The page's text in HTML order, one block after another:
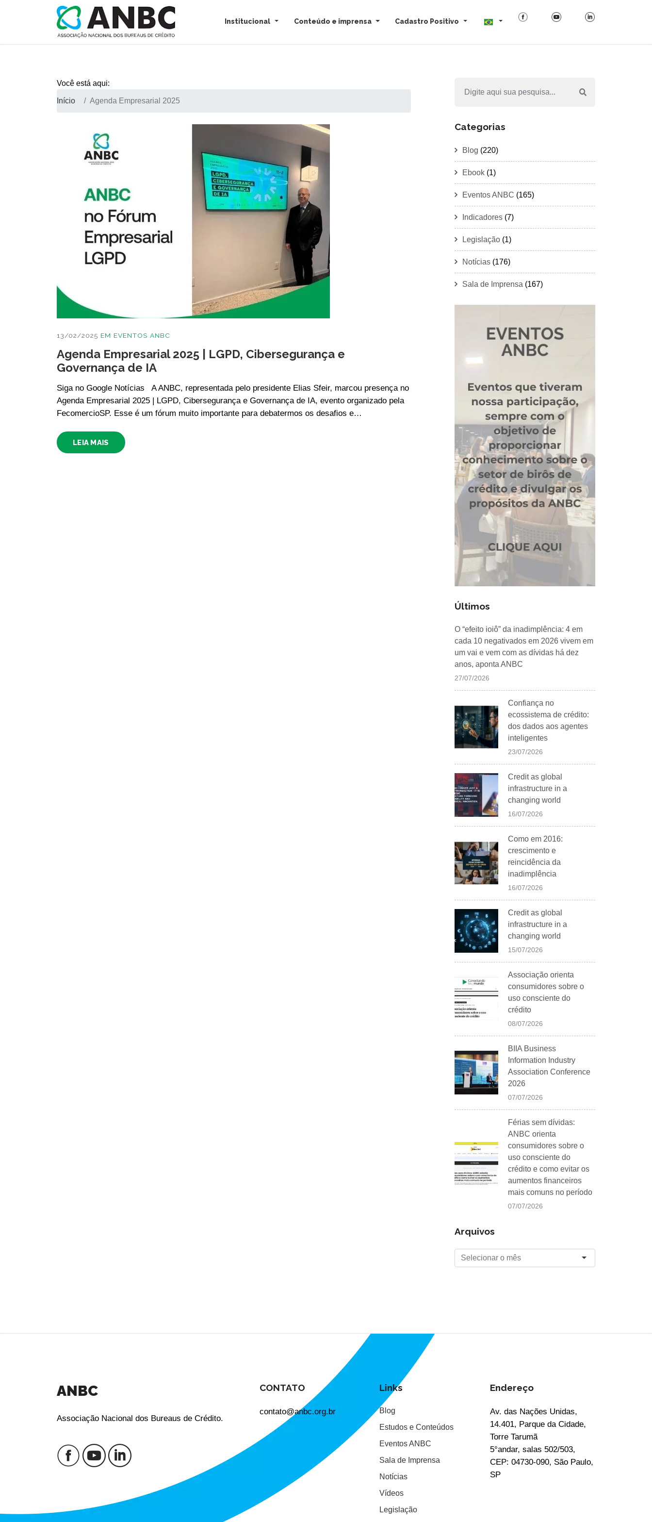
Institucional Conteúdo e imprensa Cadastro Positivo
Você está aqui:
Início Agenda Empresarial 2025
13/02/2025 EM EVENTOS ANBC
Agenda Empresarial 2025 | LGPD, Cibersegurança e
Governança de IA
Siga no Google Notícias A ANBC, representada pelo presidente Elias Sfeir, marcou presença no
Agenda Empresarial 2025 | LGPD, Cibersegurança e Governança de IA, evento organizado pela
FecomercioSP. Esse é um fórum muito importante para debatermos os desafios e…
LEIA MAIS
Categorias
Blog (220)
Ebook (1)
Eventos ANBC (165)
Indicadores (7)
Legislação (1)
Notícias (176)
Sala de Imprensa (167)
Últimos
O “efeito ioiô” da inadimplência: 4 em
cada 10 negativados em 2026 vivem em
um vai e vem com as dívidas há dez
anos, aponta ANBC
27/07/2026
Confiança no
ecossistema de crédito:
dos dados aos agentes
inteligentes
23/07/2026
Credit as global
infrastructure in a
changing world
16/07/2026
Como em 2016:
crescimento e
reincidência da
inadimplência
16/07/2026
Credit as global
infrastructure in a
changing world
15/07/2026
Associação orienta
consumidores sobre o
uso consciente do
crédito
08/07/2026
BIIA Business
Information Industry
Association Conference
2026
07/07/2026
Férias sem dívidas:
ANBC orienta
consumidores sobre o
uso consciente do
crédito e como evitar os
aumentos financeiros
mais comuns no período
07/07/2026
Arquivos
ANBC
Associação Nacional dos Bureaus de Crédito.
CONTATO
contato@anbc.org.br
Links
Blog
Estudos e Conteúdos
Eventos ANBC
Sala de Imprensa
Notícias
Vídeos
Legislação
Endereço
Av. das Nações Unidas,
14.401, Parque da Cidade,
Torre Tarumã
5°andar, salas 502/503,
CEP: 04730-090, São Paulo,
SP